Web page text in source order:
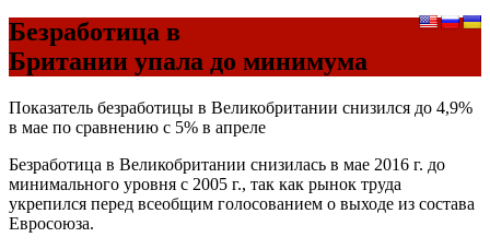
Безработица в
Британии упала до минимума
Показатель безработицы в Великобритании снизился до 4,9%
в мае по сравнению с 5% в апреле
Безработица в Великобритании снизилась в мае 2016 г. до
минимального уровня с 2005 г., так как рынок труда
укрепился перед всеобщим голосованием о выходе из состава
Евросоюза.